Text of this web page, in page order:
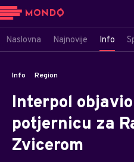
Naslovna Najnovije Info
Info Region
Interpol
potjernicu za
Zvicerom